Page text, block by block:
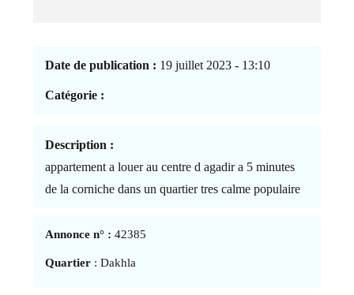
Date de publication : 19 juillet 2023 - 13:10
Catégorie :
Description :
appartement a louer au centre d agadir a 5 minutes
de la corniche dans un quartier tres calme populaire
Annonce n° :42385
Quartier : Dakhla